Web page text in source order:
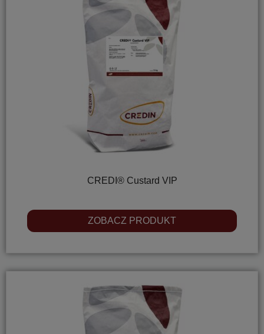
CREDI® Custard VIP
ZOBACZ PRODUKT